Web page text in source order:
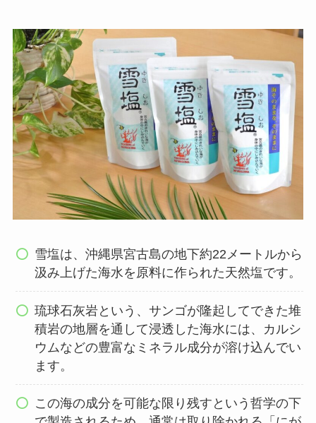
雪塩は、沖縄県宮古島の地下約22メートルから
汲み上げた海水を原料に作られた天然塩です。
琉球石灰岩という、サンゴが隆起してできた堆
積岩の地層を通して浸透した海水には、カルシ
ウムなどの豊富なミネラル成分が溶け込んでい
ます。
この海の成分を可能な限り残すという哲学の下